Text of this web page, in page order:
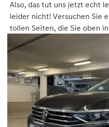
Also, das tut uns jetzt echt
leider nicht! Versuchen Sie
tollen Seiten, die Sie oben